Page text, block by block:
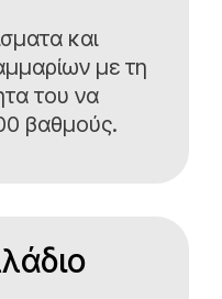
και
με τη
του να
βαθμούς.